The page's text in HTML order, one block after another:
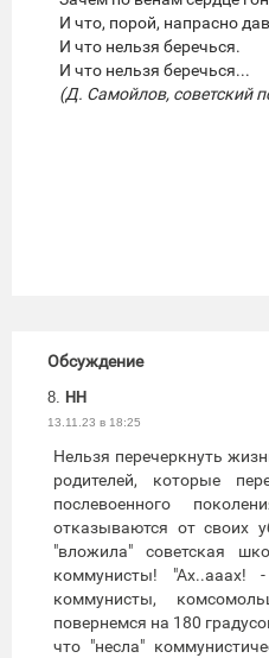
И что, порой, напрасно
И что нельзя беречься.
И что нельзя беречься...
(Д. Самойлов, советский
Обсуждение
8. НН
13.11.23 в 18:25
Нельзя перечеркнуть
родителей, которые
послевоенного
отказываются от своих
"вложила" советская
коммунисты!
коммунисты,
повернемся на 180
что "несла"